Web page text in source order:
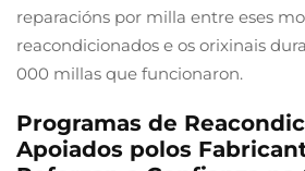
reparacións por milla entre eses
reacondicionados e os orixinais
000 millas que funcionaron.
Programas de
Apoiados polos